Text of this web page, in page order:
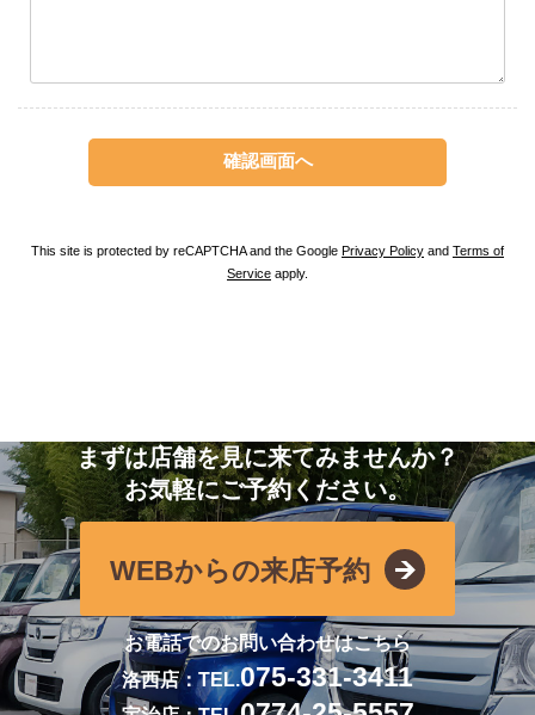
This site is protected by reCAPTCHA and the Google Privacy Policy and Terms of
Service apply.
まずは店舗を見に来てみませんか？
お気軽にご予約ください。
WEBからの来店予約
お電話でのお問い合わせはこちら
洛西店：TEL.075-331-3411